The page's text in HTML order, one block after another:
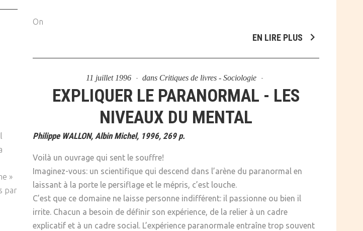
On
EN LIRE PLUS
»
par
11 juillet 1996 dans Critiques de livres - Sociologie
EXPLIQUER LE PARANORMAL - LES
NIVEAUX DU MENTAL
Philippe WALLON, Albin Michel, 1996, 269 p.
Voilà un ouvrage qui sent le souffre!
Imaginez-vous: un scientifique qui descend dans l’arène du paranormal en
laissant à la porte le persiflage et le mépris, c’est louche.
C’est que ce domaine ne laisse personne indifférent: il passionne ou bien il
irrite. Chacun a besoin de définir son expérience, de la relier à un cadre
explicatif et à un cadre social. L’expérience paranormale entraîne trop souvent